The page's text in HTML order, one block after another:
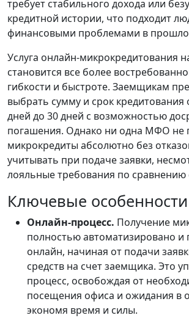
требует стабильного дохода или
кредитной истории, что подходит
финансовыми проблемами в
Услуга онлайн-микрокредитования
становится все более
гибкости и быстроте. Заемщикам
выбрать сумму и срок кредитования
дней до 30 дней с возможностью
погашения. Однако ни одна МФО не
микрокредиты абсолютно без
учитывать при подаче заявки,
лояльные требования по сравнению
Ключевые особенности
Онлайн-процесс. Получение
полностью автоматизировано и
онлайн, начиная от подачи
средств на счет заемщика. Это
процесс, освобождая от
посещения офиса и ожидания в
экономя время и силы.